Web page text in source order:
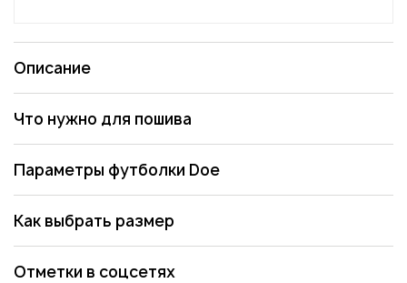
Описание
Что нужно для пошива
Параметры футболки Doe
Как выбрать размер
Отметки в соцсетях